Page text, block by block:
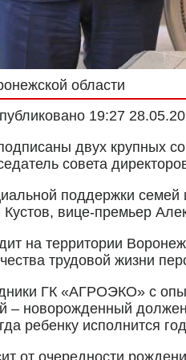
области
19:27
двух крупных
совета
поддержки семей
Кустов, вице-премьер
на территории
трудовой жизни
ГК «АГРОЭКО» с
– новорожденный
ребенку исполнится
от очередности